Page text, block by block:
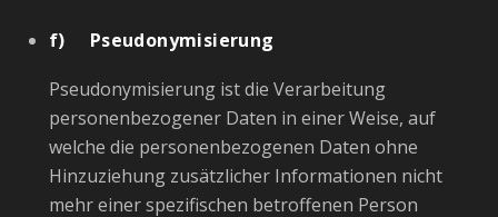
f) Pseudonymisierung
Pseudonymisierung ist die Verarbeitung
personenbezogener Daten in einer Weise, auf
welche die personenbezogenen Daten ohne
Hinzuziehung zusätzlicher Informationen nicht
mehr einer spezifischen betroffenen Person